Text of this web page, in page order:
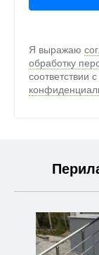
Я выражаю
обработку
соответствии с